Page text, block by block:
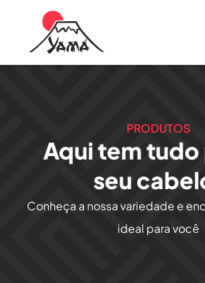
PRODUTOS
Aqui tem tudo
seu
Conheça a nossa variedade e
ideal para você